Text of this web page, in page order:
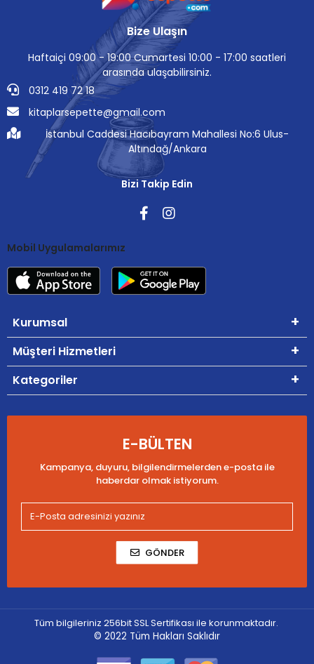
Bize Ulaşın
Haftaiçi 09:00 - 19:00 Cumartesi 10:00 - 17:00 saatleri
arasında ulaşabilirsiniz.
0312 419 72 18
kitaplarsepette@gmail.com
İstanbul Caddesi Hacıbayram Mahallesi No:6 Ulus-
Altındağ/Ankara
Bizi Takip Edin
Mobil Uygulamalarımız
Kurumsal
Müşteri Hizmetleri
Kategoriler
E-BÜLTEN
Kampanya, duyuru, bilgilendirmelerden e-posta ile
haberdar olmak istiyorum.
GÖNDER
Tüm bilgileriniz 256bit SSL Sertifikası ile korunmaktadır.
© 2022 Tüm Hakları Saklıdır